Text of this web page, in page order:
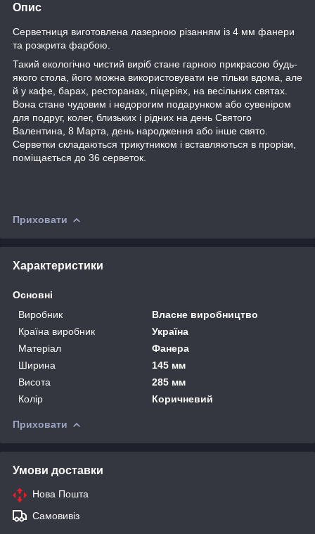
Опис
Серветниця виготовлена лазерною різанням із 4 мм фанери
та розкрита фарбою.
Такий екологічно чистий виріб стане гарною прикрасою будь-
якого стола, його можна використовувати не тільки вдома, але
й у кафе, барах, ресторанах, піцеріях, на весільних святах.
Вона стане чудовим і недорогим подарунком або сувеніром
для подруг, колег, близьких і рідних на день Святого
Валентина, 8 Марта, день народження або інше свято.
Серветки складаються трикутником і вставляються в прорізи,
поміщається до 36 серветок.
Приховати
Характеристики
Основні
Виробник
Власне виробництво
Країна виробник
Україна
Матеріал
Фанера
Ширина
145 мм
Висота
285 мм
Колір
Коричневий
Приховати
Умови доставки
Нова Пошта
Самовивіз